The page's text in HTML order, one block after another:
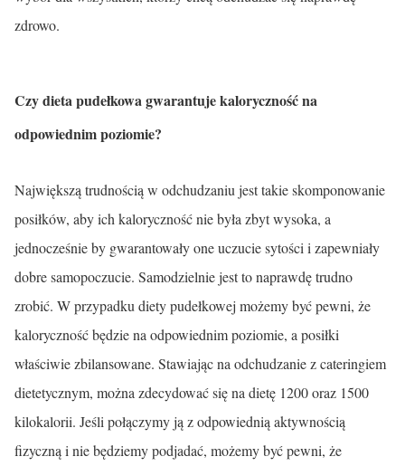
zdrowo.
Czy dieta pudełkowa gwarantuje kaloryczność na
odpowiednim poziomie?
Największą trudnością w odchudzaniu jest takie skomponowanie
posiłków, aby ich kaloryczność nie była zbyt wysoka, a
jednocześnie by gwarantowały one uczucie sytości i zapewniały
dobre samopoczucie. Samodzielnie jest to naprawdę trudno
zrobić. W przypadku diety pudełkowej możemy być pewni, że
kaloryczność będzie na odpowiednim poziomie, a posiłki
właściwie zbilansowane. Stawiając na odchudzanie z cateringiem
dietetycznym, można zdecydować się na dietę 1200 oraz 1500
kilokalorii. Jeśli połączymy ją z odpowiednią aktywnością
fizyczną i nie będziemy podjadać, możemy być pewni, że